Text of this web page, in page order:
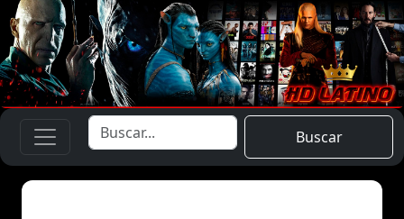
Buscar